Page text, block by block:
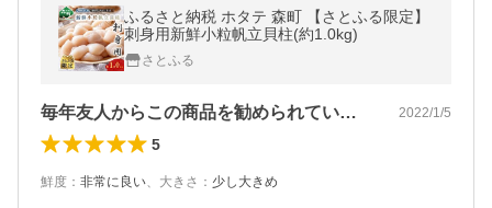
ふるさと納税 ホタテ 森町 【さとふる限定】
刺身用新鮮小粒帆立貝柱(約1.0kg)
さとふる
毎年友人からこの商品を勧められていて、… 2022/1/5
5
鮮度 ： 非常に良い、 大きさ ： 少し大きめ